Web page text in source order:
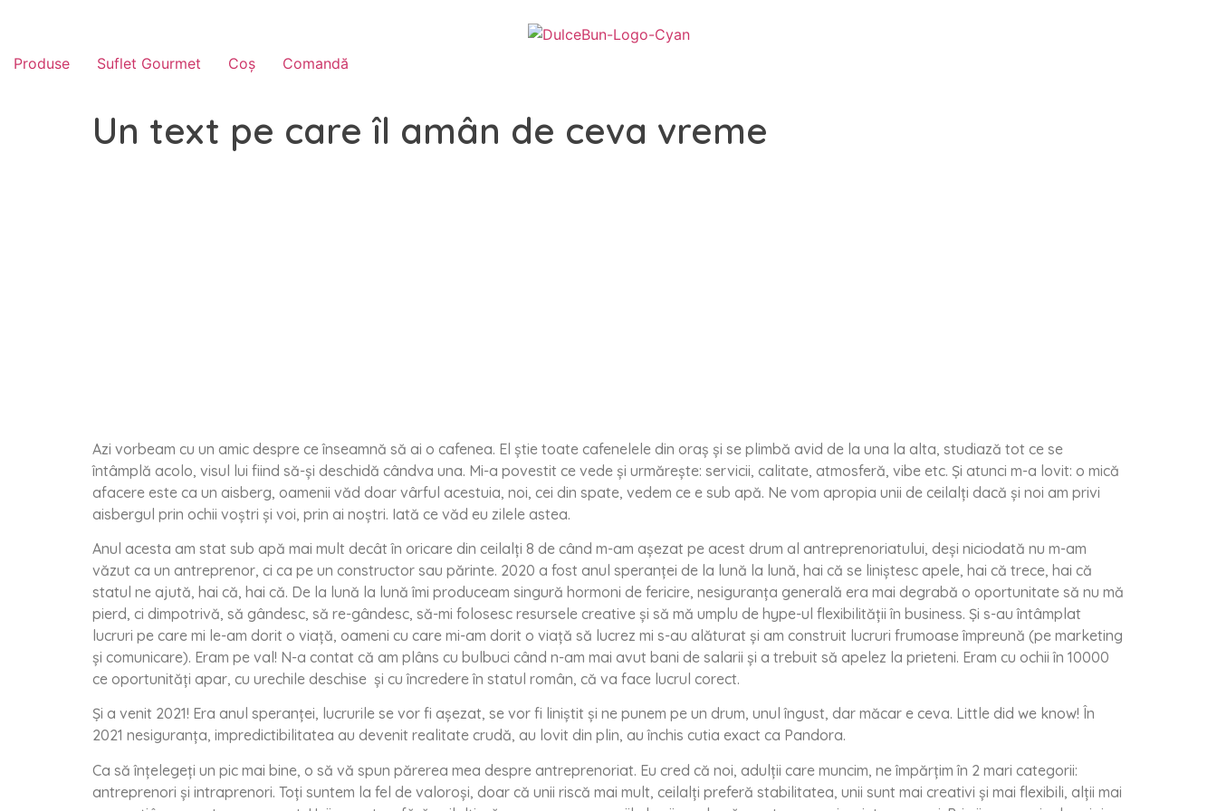
Produse Suflet Gourmet Coș Comandă
Un text pe care îl amân de ceva vreme
Azi vorbeam cu un amic despre ce înseamnă să ai o cafenea. El știe toate cafenelele din oraș și se plimbă avid de la una la alta, studiază tot ce se
întâmplă acolo, visul lui fiind să-și deschidă cândva una. Mi-a povestit ce vede și urmărește: servicii, calitate, atmosferă, vibe etc. Și atunci m-a lovit: o mică
afacere este ca un aisberg, oamenii văd doar vârful acestuia, noi, cei din spate, vedem ce e sub apă. Ne vom apropia unii de ceilalți dacă și noi am privi
aisbergul prin ochii voștri și voi, prin ai noștri. Iată ce văd eu zilele astea.
Anul acesta am stat sub apă mai mult decât în oricare din ceilalți 8 de când m-am așezat pe acest drum al antreprenoriatului, deși niciodată nu m-am
văzut ca un antreprenor, ci ca pe un constructor sau părinte. 2020 a fost anul speranței de la lună la lună, hai că se liniștesc apele, hai că trece, hai că
statul ne ajută, hai că, hai că. De la lună la lună îmi produceam singură hormoni de fericire, nesiguranța generală era mai degrabă o oportunitate să nu mă
pierd, ci dimpotrivă, să gândesc, să re-gândesc, să-mi folosesc resursele creative și să mă umplu de hype-ul flexibilității în business. Și s-au întâmplat
lucruri pe care mi le-am dorit o viață, oameni cu care mi-am dorit o viață să lucrez mi s-au alăturat și am construit lucruri frumoase împreună (pe marketing
și comunicare). Eram pe val! N-a contat că am plâns cu bulbuci când n-am mai avut bani de salarii și a trebuit să apelez la prieteni. Eram cu ochii în 10000
ce oportunități apar, cu urechile deschise și cu încredere în statul român, că va face lucrul corect.
Și a venit 2021! Era anul speranței, lucrurile se vor fi așezat, se vor fi liniștit și ne punem pe un drum, unul îngust, dar măcar e ceva. Little did we know! În
2021 nesiguranța, impredictibilitatea au devenit realitate crudă, au lovit din plin, au închis cutia exact ca Pandora.
Ca să înțelegeți un pic mai bine, o să vă spun părerea mea despre antreprenoriat. Eu cred că noi, adulții care muncim, ne împărțim în 2 mari categorii:
antreprenori și intraprenori. Toți suntem la fel de valoroși, doar că unii riscă mai mult, ceilalți preferă stabilitatea, unii sunt mai creativi și mai flexibili, alții mai